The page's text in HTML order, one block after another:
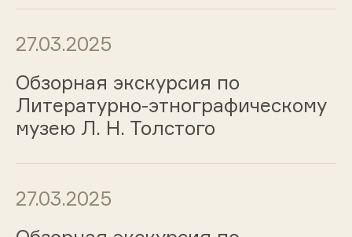
27.03.2025
Обзорная экскурсия по
Литературно-этнографическому
музею Л. Н. Толстого
27.03.2025